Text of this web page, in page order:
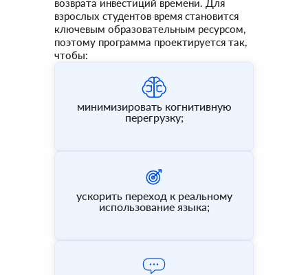
возврата инвестиций времени. Для
взрослых студентов время становится
ключевым образовательным ресурсом,
поэтому программа проектируется так,
чтобы:
минимизировать когнитивную
перегрузку;
ускорить переход к реальному
использование языка;